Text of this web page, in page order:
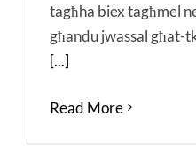
tagħha biex tagħmel
għandu jwassal għat-
[...]
Read More